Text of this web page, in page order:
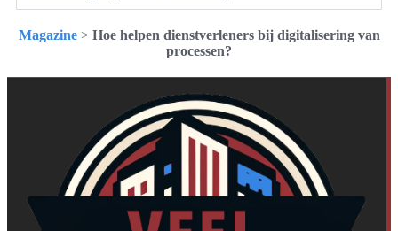
Magazine> Hoe helpen dienstverleners bij digitalisering van
processen?